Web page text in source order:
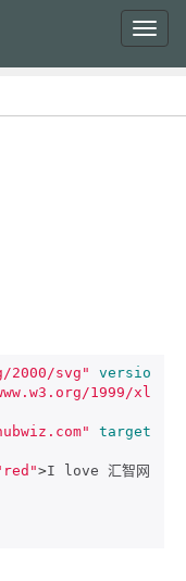
2000/svg"
versio
1999/xl
target
>I love 汇智网